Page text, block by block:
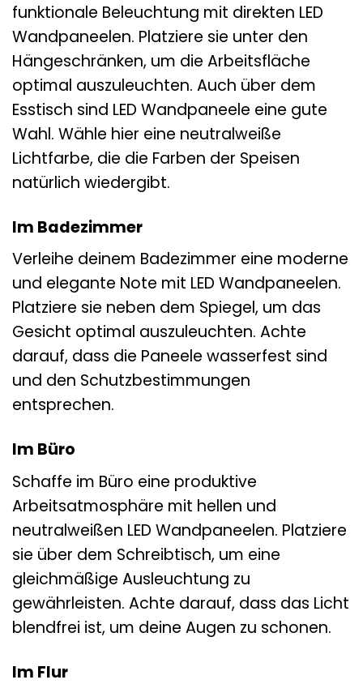
funktionale Beleuchtung mit direkten LED
Wandpaneelen. Platziere sie unter den
Hängeschränken, um die Arbeitsfläche
optimal auszuleuchten. Auch über dem
Esstisch sind LED Wandpaneele eine gute
Wahl. Wähle hier eine neutralweiße
Lichtfarbe, die die Farben der Speisen
natürlich wiedergibt.
Im Badezimmer
Verleihe deinem Badezimmer eine moderne
und elegante Note mit LED Wandpaneelen.
Platziere sie neben dem Spiegel, um das
Gesicht optimal auszuleuchten. Achte
darauf, dass die Paneele wasserfest sind
und den Schutzbestimmungen
entsprechen.
Im Büro
Schaffe im Büro eine produktive
Arbeitsatmosphäre mit hellen und
neutralweißen LED Wandpaneelen. Platziere
sie über dem Schreibtisch, um eine
gleichmäßige Ausleuchtung zu
gewährleisten. Achte darauf, dass das Licht
blendfrei ist, um deine Augen zu schonen.
Im Flur